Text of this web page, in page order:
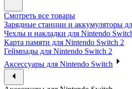
Смотреть все товары
Зарядные станции и аккумуляторы
Чехлы и накладки для Nintendo
Карта памяти для Nintendo Switch 2
Геймпады для Nintendo Switch 2
Аксессуары для Nintendo Switch